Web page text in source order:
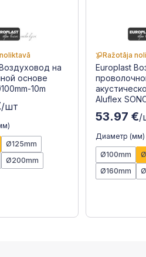
на
основе
10m
/шт
Ø125mm
Ø200mm
Ražotāja
Europlast
Aluflex
53.97 €/
Диаметр (мм)
Ø100mm
Ø160mm